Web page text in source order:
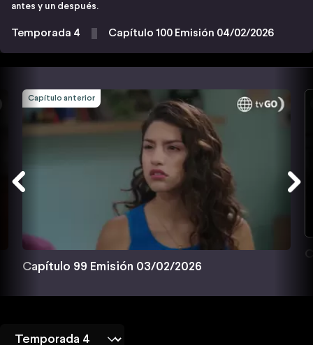
antes y un después.
Temporada 4 Capítulo 100 Emisión 04/02/2026
Capítulo anterior
Capítulo 99 Emisión 03/02/2026